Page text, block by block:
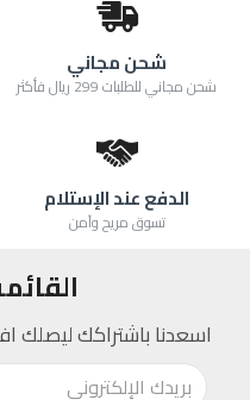
شحن مجاني
شحن مجاني للطلبات 299 ريال فأكثر
الدفع عند الإستلام
تسوق مريح وآمن
اسعدنا باشتراكك ليصلك